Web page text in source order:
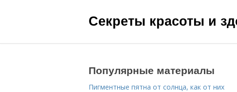
Секреты красоты и
Популярные материалы
Пигментные пятна от солнца, как от них